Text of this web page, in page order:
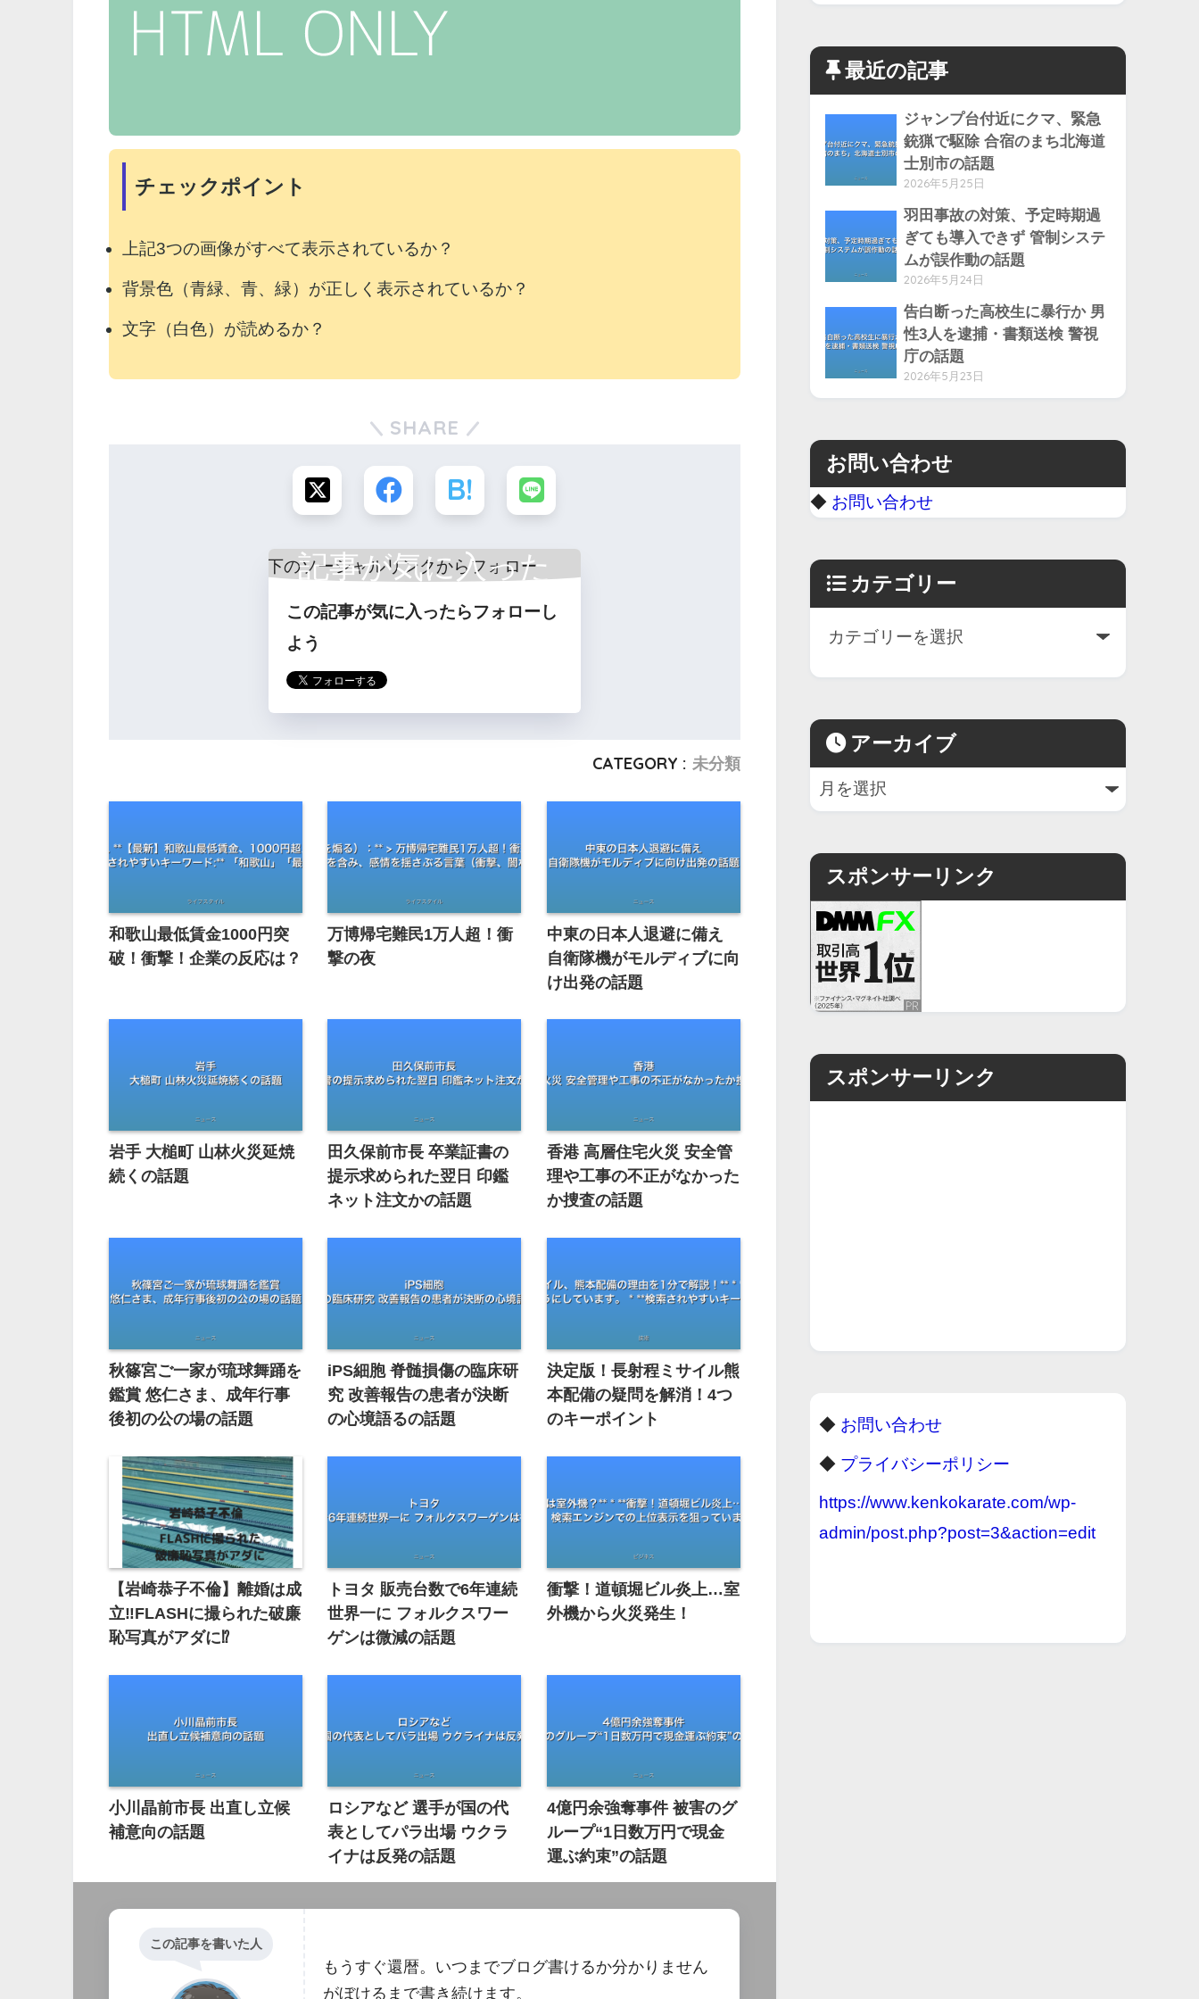
チェックポイント
上記3つの画像がすべて表示されているか？
背景色（青緑、青、緑）が正しく表示されているか？
文字（白色）が読めるか？
SHARE
記事が気に入った
らフォロー
この記事が気に入ったらフォローし
よう
CATEGORY : 未分類
和歌山最低賃金1000円突
破！衝撃！企業の反応は？
万博帰宅難民1万人超！衝
撃の夜
中東の日本人退避に備え
自衛隊機がモルディブに向
け出発の話題
岩手 大槌町 山林火災延焼
続くの話題
田久保前市長 卒業証書の
提示求められた翌日 印鑑
ネット注文かの話題
香港 高層住宅火災 安全管
理や工事の不正がなかった
か捜査の話題
秋篠宮ご一家が琉球舞踊を
鑑賞 悠仁さま、成年行事
後初の公の場の話題
iPS細胞 脊髄損傷の臨床研
究 改善報告の患者が決断
の心境語るの話題
決定版！長射程ミサイル熊
本配備の疑問を解消！4つ
のキーポイント
【岩崎恭子不倫】離婚は成
立‼︎FLASHに撮られた破廉
恥写真がアダに⁉︎
トヨタ 販売台数で6年連続
世界一に フォルクスワー
ゲンは微減の話題
衝撃！道頓堀ビル炎上…室
外機から火災発生！
小川晶前市長 出直し立候
補意向の話題
ロシアなど 選手が国の代
表としてパラ出場 ウクラ
イナは反発の話題
4億円余強奪事件 被害のグ
ループ“1日数万円で現金
運ぶ約束”の話題
この記事を書いた人
もうすぐ還暦。いつまでブログ書けるか分かりません
がぼけるまで書き続けます。
最近の記事
ジャンプ台付近にクマ、緊急
銃猟で駆除 合宿のまち北海道
士別市の話題
2026年5月25日
羽田事故の対策、予定時期過
ぎても導入できず 管制システ
ムが誤作動の話題
2026年5月24日
告白断った高校生に暴行か 男
性3人を逮捕・書類送検 警視
庁の話題
2026年5月23日
お問い合わせ
◆ お問い合わせ
カテゴリー
アーカイブ
スポンサーリンク
スポンサーリンク
◆ お問い合わせ
◆ プライバシーポリシー
https://www.kenkokarate.com/wp-
admin/post.php?post=3&action=edit